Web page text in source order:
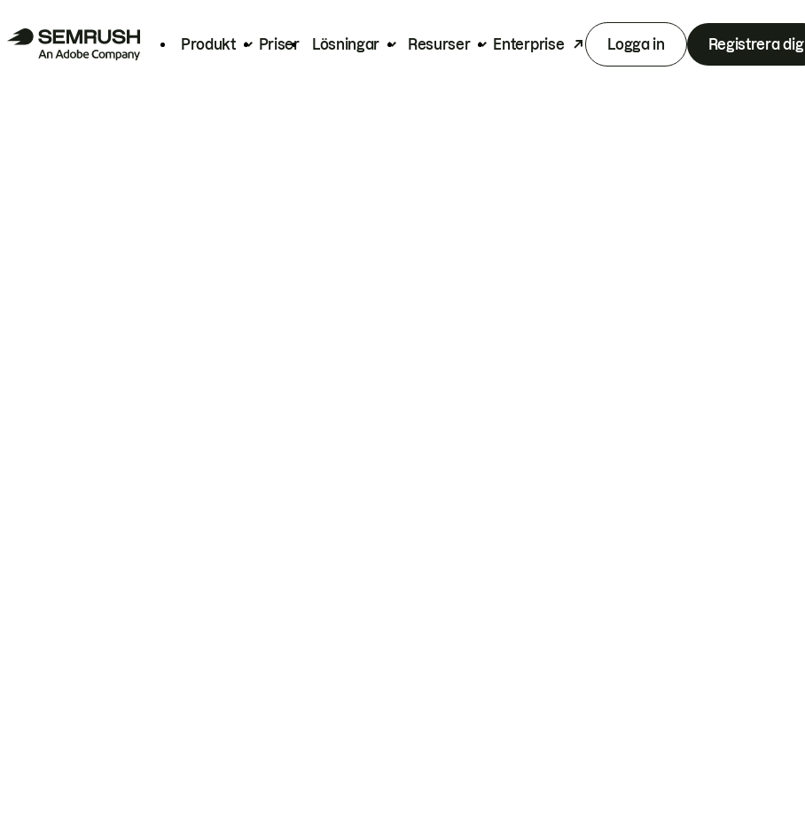
Produkt Priser Lösningar Resurser Enterprise Logga in Registrera dig